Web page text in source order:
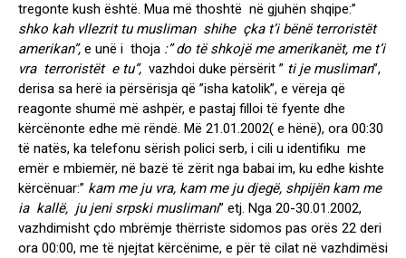
tregonte kush është. Mua më thoshtë në gjuhën shqipe:”
shko kah vllezrit tu musliman shihe çka t’i bënë terroristët
amerikan”, e unë i thoja :” do të shkojë me amerikanët, me t’i
vra terroristët e tu”, vazhdoi duke përsërit ” ti je musliman”,
derisa sa herë ia përsërisja që ”isha katolik”, e vëreja që
reagonte shumë më ashpër, e pastaj filloi të fyente dhe
kërcënonte edhe më rëndë. Më 21.01.2002( e hënë), ora 00:30
të natës, ka telefonu sërish polici serb, i cili u identifiku me
emër e mbiemër, në bazë të zërit nga babai im, ku edhe kishte
kërcënuar:” kam me ju vra, kam me ju djegë, shpijën kam me
ia kallë, ju jeni srpski muslimani” etj. Nga 20-30.01.2002,
vazhdimisht çdo mbrëmje thërriste sidomos pas orës 22 deri
ora 00:00, me të njejtat kërcënime, e për të cilat në vazhdimësi